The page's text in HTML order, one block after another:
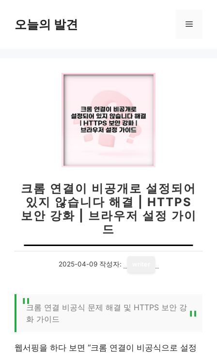
오늘의 발견 메
크롬 연결이 비공개로 설정되어
있지 않습니다 해결 | HTTPS
보안 강화 | 브라우저 설정 가이
드
2025-04-09 작성자:
크롬 연결 비공식 문제 해결 및 HTTPS 보안 강
화 가이드
웹서핑을 하다 보면 “크롬 연결이 비공식으로 설정